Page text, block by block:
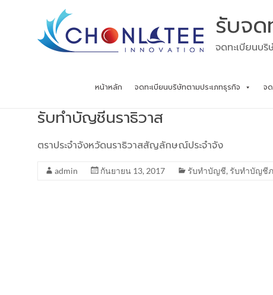
รับจ
จดทะเบียนบ
หน้าหลัก จดทะเบียนบริษัทตามประเภทธุรกิจ จ
รับทำบัญชีนราธิวาส
ตราประจำจังหวัดนราธิวาสสัญลักษณ์ประจำจัง
admin กันยายน 13, 2017 รับทำบัญชี, รับทำบัญชี